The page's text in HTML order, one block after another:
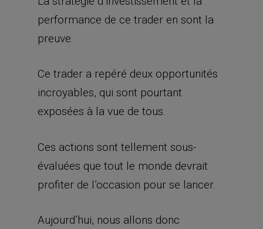
performance de ce trader en sont la
preuve.
Ce trader a repéré deux opportunités
incroyables, qui sont pourtant
exposées à la vue de tous.
Ces actions sont tellement sous-
évaluées que tout le monde devrait
profiter de l’occasion pour se lancer.
Aujourd’hui, nous allons donc